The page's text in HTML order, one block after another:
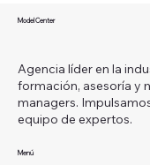
Model Center
Agencia líder en la
formación, asesoría y
managers.
equipo de expertos.
Menú